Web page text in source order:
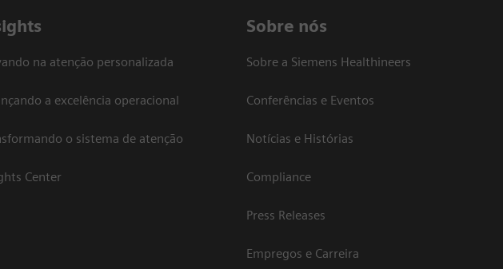
na atenção personalizada
a excelência operacional
o sistema de atenção
Center
Sobre nós
Sobre a Siemens Healthineers
Conferências e Eventos
Notícias e Histórias
Compliance
Press Releases
Empregos e Carreira